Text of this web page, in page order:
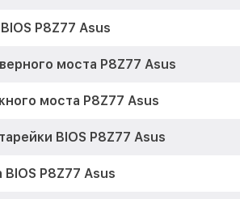
P8Z77 Asus
моста P8Z77 Asus
моста P8Z77 Asus
BIOS P8Z77 Asus
BIOS P8Z77 Asus